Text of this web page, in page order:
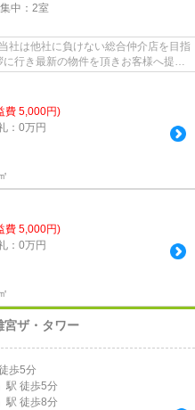
中： 2室
社は他社に負けない総合仲介店を目指
行き最新の物件を頂きお客様へ提供
費 5,000円)
：0万円
費 5,000円)
：0万円
宮ザ・タワー
歩5分
」駅 徒歩5分
」駅 徒歩8分